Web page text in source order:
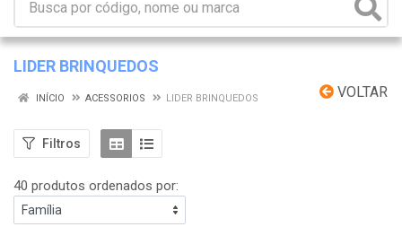
LIDER BRINQUEDOS
VOLTAR
INÍCIO ACESSORIOS LIDER BRINQUEDOS
Filtros
40 produtos ordenados por: